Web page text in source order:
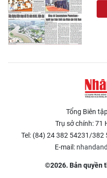
Tổng Biên
Trụ sở chính: 71
Tel: (84) 24 382 54231/382
E-mail:
©2026. Bản quyền